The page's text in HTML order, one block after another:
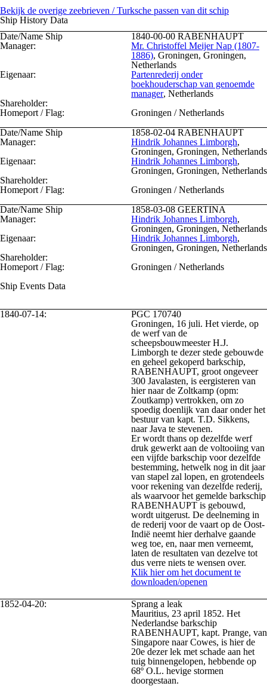
Bekijk de overige zeebrieven / Turksche passen van dit schip
Ship History Data
Date/Name Ship
1840-00-00 RABENHAUPT
Manager:
Mr. Christoffel Meijer Nap (1807-
1886), Groningen, Groningen,
Netherlands
Eigenaar:
Partenrederij onder
boekhouderschap van genoemde
manager, Netherlands
Shareholder:
Homeport / Flag:
Groningen / Netherlands
Date/Name Ship
1858-02-04 RABENHAUPT
Manager:
Hindrik Johannes Limborgh,
Groningen, Groningen, Netherlands
Eigenaar:
Hindrik Johannes Limborgh,
Groningen, Groningen, Netherlands
Shareholder:
Homeport / Flag:
Groningen / Netherlands
Date/Name Ship
1858-03-08 GEERTINA
Manager:
Hindrik Johannes Limborgh,
Groningen, Groningen, Netherlands
Eigenaar:
Hindrik Johannes Limborgh,
Groningen, Groningen, Netherlands
Shareholder:
Homeport / Flag:
Groningen / Netherlands
Ship Events Data
1840-07-14:
PGC 170740
Groningen, 16 juli. Het vierde, op
de werf van de
scheepsbouwmeester H.J.
Limborgh te dezer stede gebouwde
en geheel gekoperd barkschip,
RABENHAUPT, groot ongeveer
300 Javalasten, is eergisteren van
hier naar de Zoltkamp (opm:
Zoutkamp) vertrokken, om zo
spoedig doenlijk van daar onder het
bestuur van kapt. T.D. Sikkens,
naar Java te stevenen.
Er wordt thans op dezelfde werf
druk gewerkt aan de voltooiing van
een vijfde barkschip voor dezelfde
bestemming, hetwelk nog in dit jaar
van stapel zal lopen, en grotendeels
voor rekening van dezelfde rederij,
als waarvoor het gemelde barkschip
RABENHAUPT is gebouwd,
wordt uitgerust. De deelneming in
de rederij voor de vaart op de Oost-
Indië neemt hier derhalve gaande
weg toe, en, naar men verneemt,
laten de resultaten van dezelve tot
dus verre niets te wensen over.
Klik hier om het document te
downloaden/openen
1852-04-20:
Sprang a leak
Mauritius, 23 april 1852. Het
Nederlandse barkschip
RABENHAUPT, kapt. Prange, van
Singapore naar Cowes, is hier de
20e dezer lek met schade aan het
tuig binnengelopen, hebbende op
68º O.L. hevige stormen
doorgestaan.